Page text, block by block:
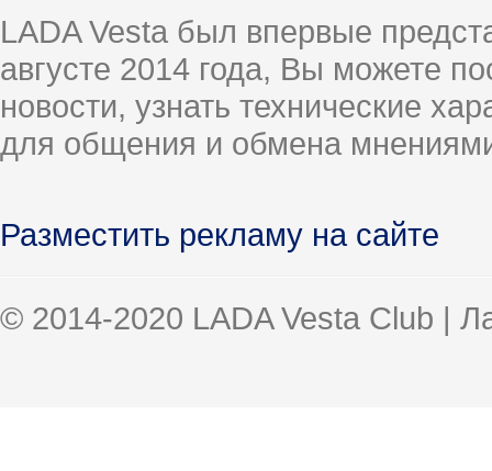
LADA Vesta был впервые
августе 2014 года, Вы можете
новости, узнать технические
для общения и обмена
Разместить рекламу на сайте
© 2014-2020 LADA Vesta Club |